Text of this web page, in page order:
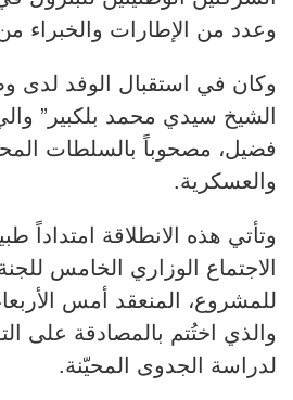
وعدد من الإطارات والخبراء
وكان في استقبال الوفد لدى
الشيخ سيدي محمد بلكبير”
فضيل، مصحوباً بالسلطات
والعسكرية.
وتأتي هذه الانطلاقة امتداداً
الاجتماع الوزاري الخامس
للمشروع، المنعقد أمس
والذي اختُتم بالمصادقة على
لدراسة الجدوى المحيّنة.